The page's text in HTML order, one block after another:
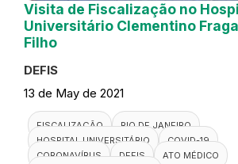
Visita de Fiscalização no
Universitário Clementino Fraga
Filho
DEFIS
13 de May de 2021
FISCALIZAÇÃO
RIO DE JANEIRO
HOSPITAL UNIVERSITÁRIO
COVID-19
CORONAVÍRUS
DEFIS
ATO MÉDICO